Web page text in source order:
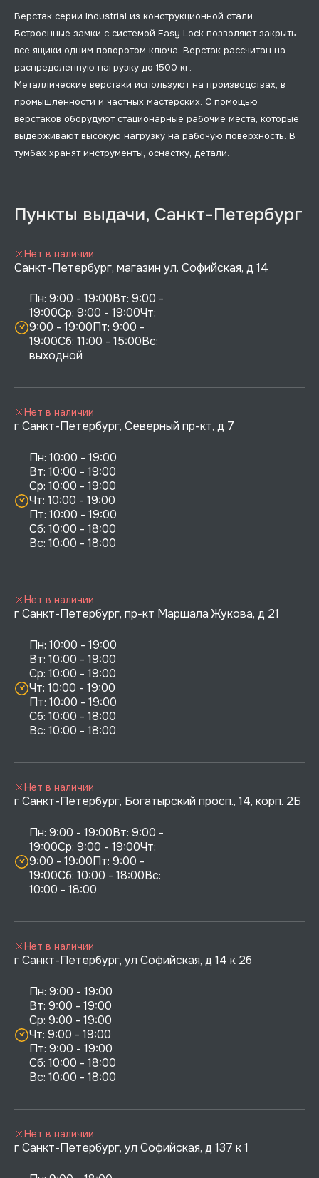
Верстак серии Industrial из конструкционной стали.
Встроенные замки с системой Easy Lock позволяют закрыть
все ящики одним поворотом ключа. Верстак рассчитан на
распределенную нагрузку до 1500 кг.
Металлические верстаки используют на производствах, в
промышленности и частных мастерских. С помощью
верстаков оборудуют стационарные рабочие места, которые
выдерживают высокую нагрузку на рабочую поверхность. В
тумбах хранят инструменты, оснастку, детали.
Пункты выдачи, Санкт-Петербург
Санкт-Петербург, магазин ул. Софийская, д 14
Пн: 9:00 - 19:00Вт: 9:00 -
19:00Ср: 9:00 - 19:00Чт:
9:00 - 19:00Пт: 9:00 -
19:00Сб: 11:00 - 15:00Вс:
выходной
Нет в наличии
г Санкт-Петербург, Северный пр-кт, д 7
Пн: 10:00 - 19:00
Вт: 10:00 - 19:00
Ср: 10:00 - 19:00
Чт: 10:00 - 19:00
Пт: 10:00 - 19:00
Сб: 10:00 - 18:00
Нет в наличии
г Санкт-Петербург, пр-кт Маршала Жукова, д 21
Пн: 10:00 - 19:00
Вт: 10:00 - 19:00
Ср: 10:00 - 19:00
Чт: 10:00 - 19:00
Пт: 10:00 - 19:00
Сб: 10:00 - 18:00
Нет в наличии
г Санкт-Петербург, Богатырский просп., 14, корп. 2Б
Пн: 9:00 - 19:00Вт: 9:00 -
19:00Ср: 9:00 - 19:00Чт:
9:00 - 19:00Пт: 9:00 -
19:00Сб: 10:00 - 18:00Вс:
10:00 - 18:00
Нет в наличии
г Санкт-Петербург, ул Софийская, д 14 к 2б
Пн: 9:00 - 19:00
Вт: 9:00 - 19:00
Ср: 9:00 - 19:00
Чт: 9:00 - 19:00
Пт: 9:00 - 19:00
Сб: 10:00 - 18:00
Нет в наличии
г Санкт-Петербург, ул Софийская, д 137 к 1
Нет в наличии